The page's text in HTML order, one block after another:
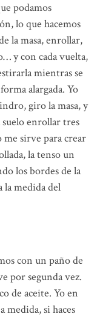
podamos
lo que hacemos
la masa, enrollar,
y con cada vuelta,
mientras se
alargada. Yo
giro la masa, y
enrollar tres
me sirve para crear
la tenso un
los bordes de la
la medida del
con un paño de
por segunda vez.
de aceite. Yo en
medida, si haces